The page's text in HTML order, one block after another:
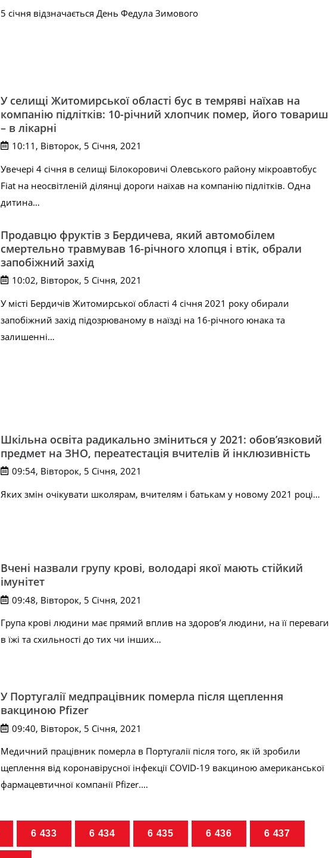
5 січня відзначається День Федула Зимового
​У селищі Житомирської області бус в темряві наїхав на
компанію підлітків: 10-річний хлопчик помер, його товариш
– в лікарні
10:11, Вівторок, 5 Січня, 2021
Увечері 4 січня в селищі Білокоровичі Олевського району мікроавтобус
Fiat на неосвітленій ділянці дороги наїхав на компанію підлітків. Одна
дитина…
Продавцю фруктів з Бердичева, який автомобілем
смертельно травмував 16-річного хлопця і втік, обрали
запобіжний захід
10:02, Вівторок, 5 Січня, 2021
У місті Бердичів Житомирської області 4 січня 2021 року обирали
запобіжний захід підозрюваному в наїзді на 16-річного юнака та
залишенні…
Шкільна освіта радикально зміниться у 2021: обов’язковий
предмет на ЗНО, переатестація вчителів й інклюзивність
09:54, Вівторок, 5 Січня, 2021
Яких змін очікувати школярам, вчителям і батькам у новому 2021 році…
Вчені назвали групу крові, володарі якої мають стійкий
імунітет
09:48, Вівторок, 5 Січня, 2021
Група крові людини має прямий вплив на здоров’я людини, на її переваги
в їжі та схильності до тих чи інших…
У Португалії медпрацівник померла після щеплення
вакциною Pfizer
09:40, Вівторок, 5 Січня, 2021
Медичний працівник померла в Португалії після того, як їй зробили
щеплення від коронавірусної інфекції COVID-19 вакциною американської
фармацевтичної компанії Pfizer.…
6 433 6 434 6 435 6 436 6 437